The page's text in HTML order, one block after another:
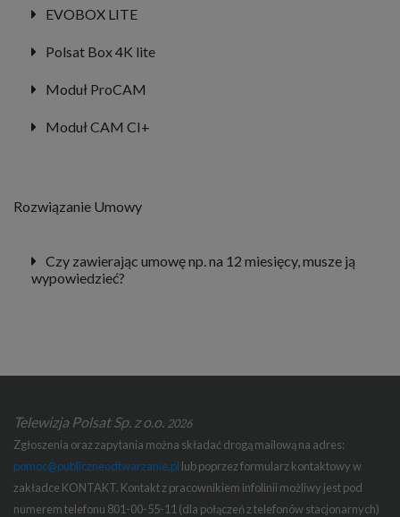
EVOBOX LITE
Polsat Box 4K lite
Moduł ProCAM
Moduł CAM CI+
Rozwiązanie Umowy
Czy zawierając umowę np. na 12 miesięcy, musze ją
wypowiedzieć?
Telewizja Polsat Sp. z o.o. 2026
Zgłoszenia oraz zapytania można składać drogą mailową na adres:
pomoc@publiczneodtwarzanie.pl lub poprzez formularz kontaktowy w
zakładce KONTAKT. Kontakt z pracownikiem infolinii możliwy jest pod
numerem telefonu 801-00-55-11 (dla połączeń z telefonów stacjonarnych)